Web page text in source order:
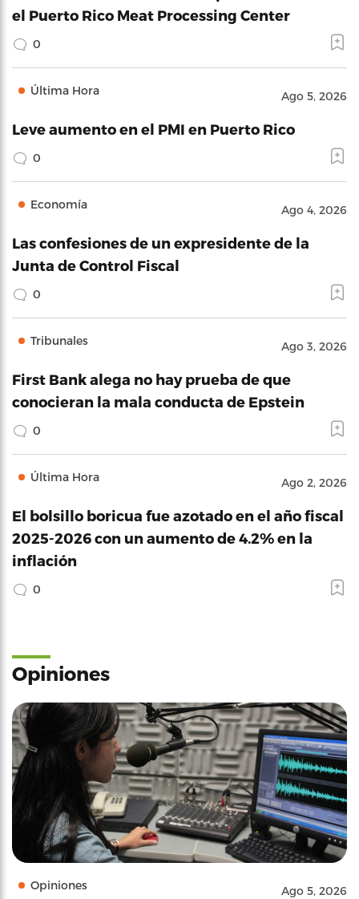
el Puerto Rico Meat Processing Center
0
Última Hora Ago 5, 2026
Leve aumento en el PMI en Puerto Rico
0
Economía Ago 4, 2026
Las confesiones de un expresidente de la
Junta de Control Fiscal
0
Tribunales Ago 3, 2026
First Bank alega no hay prueba de que
conocieran la mala conducta de Epstein
0
Última Hora Ago 2, 2026
El bolsillo boricua fue azotado en el año fiscal
2025-2026 con un aumento de 4.2% en la
inflación
0
Opiniones
Opiniones Ago 5, 2026